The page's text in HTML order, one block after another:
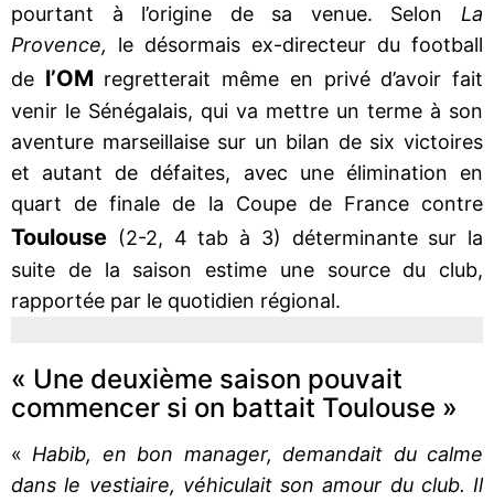
pourtant à l’origine de sa venue. Selon La
Provence, le désormais ex-directeur du football
de l’OM regretterait même en privé d’avoir fait
venir le Sénégalais, qui va mettre un terme à son
aventure marseillaise sur un bilan de six victoires
et autant de défaites, avec une élimination en
quart de finale de la Coupe de France contre
Toulouse (2-2, 4 tab à 3) déterminante sur la
suite de la saison estime une source du club,
rapportée par le quotidien régional.
« Une deuxième saison pouvait
commencer si on battait Toulouse »
« Habib, en bon manager, demandait du calme
dans le vestiaire, véhiculait son amour du club. Il